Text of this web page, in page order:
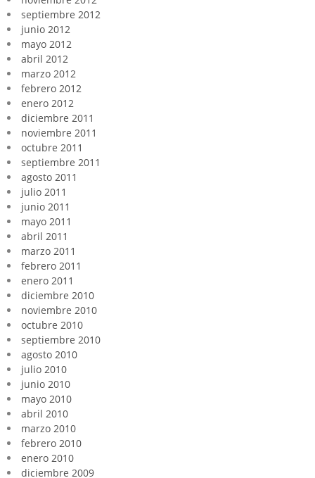
septiembre 2012
junio 2012
mayo 2012
abril 2012
marzo 2012
febrero 2012
enero 2012
diciembre 2011
noviembre 2011
octubre 2011
septiembre 2011
agosto 2011
julio 2011
junio 2011
mayo 2011
abril 2011
marzo 2011
febrero 2011
enero 2011
diciembre 2010
noviembre 2010
octubre 2010
septiembre 2010
agosto 2010
julio 2010
junio 2010
mayo 2010
abril 2010
marzo 2010
febrero 2010
enero 2010
diciembre 2009